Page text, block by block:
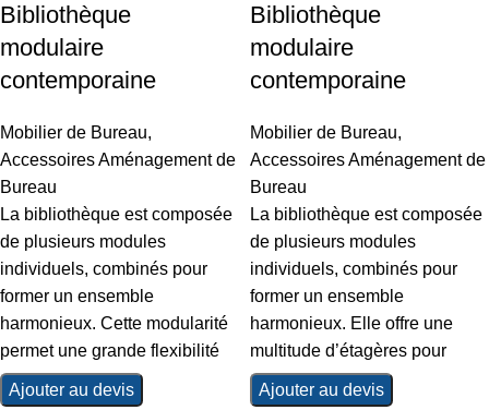
Bibliothèque
modulaire
contemporaine
Mobilier de Bureau,
Accessoires Aménagement de
Bureau
La bibliothèque est composée
de plusieurs modules
individuels, combinés pour
former un ensemble
harmonieux. Cette modularité
permet une grande flexibilité
Ajouter au devis
Bibliothèque
modulaire
contemporaine
Mobilier de Bureau,
Accessoires Aménagement de
Bureau
La bibliothèque est composée
de plusieurs modules
individuels, combinés pour
former un ensemble
harmonieux. Elle offre une
multitude d’étagères pour
Ajouter au devis